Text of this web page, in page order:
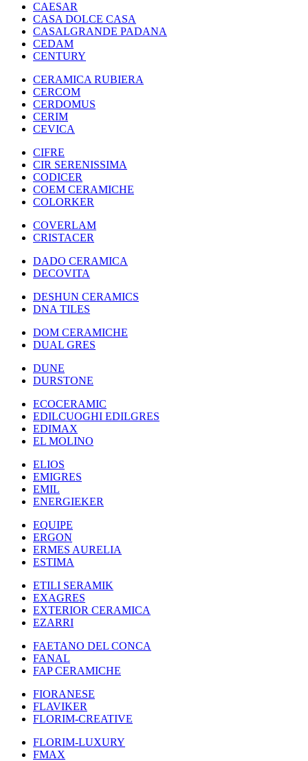
CAESAR
CASA DOLCE CASA
CASALGRANDE PADANA
CEDAM
CENTURY
CERAMICA RUBIERA
CERCOM
CERDOMUS
CERIM
CEVICA
CIFRE
CIR SERENISSIMA
CODICER
COEM CERAMICHE
COLORKER
COVERLAM
CRISTACER
DADO CERAMICA
DECOVITA
DESHUN CERAMICS
DNA TILES
DOM CERAMICHE
DUAL GRES
DUNE
DURSTONE
ECOCERAMIC
EDILCUOGHI EDILGRES
EDIMAX
EL MOLINO
ELIOS
EMIGRES
EMIL
ENERGIEKER
EQUIPE
ERGON
ERMES AURELIA
ESTIMA
ETILI SERAMIK
EXAGRES
EXTERIOR CERAMICA
EZARRI
FAETANO DEL CONCA
FANAL
FAP CERAMICHE
FIORANESE
FLAVIKER
FLORIM-CREATIVE
FLORIM-LUXURY
FMAX